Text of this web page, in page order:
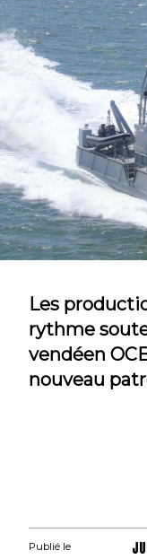
Les
rythme
vendéen
nouveau
Publié le